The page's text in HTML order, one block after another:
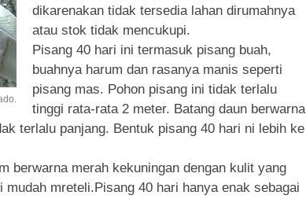
dikarenakan tidak tersedia lahan dirumahnya
atau stok tidak mencukupi.
Pisang 40 hari ini termasuk pisang buah,
buahnya harum dan rasanya manis seperti
pisang mas. Pohon pisang ini tidak terlalu
tinggi rata-rata 2 meter. Batang daun berwarna
terlalu panjang. Bentuk pisang 40 hari ni lebih ke
berwarna merah kekuningan dengan kulit yang
mreteli.Pisang 40 hari hanya enak sebagai